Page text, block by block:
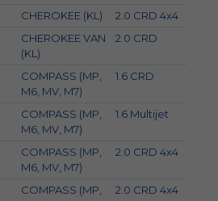
CHEROKEE (KL) 2.0 CRD 4x4
CHEROKEE VAN
(KL)
2.0 CRD
COMPASS (MP,
M6, MV, M7)
1.6 CRD
COMPASS (MP,
M6, MV, M7)
1.6 Multijet
COMPASS (MP,
M6, MV, M7)
2.0 CRD 4x4
COMPASS (MP,
2.0 CRD 4x4